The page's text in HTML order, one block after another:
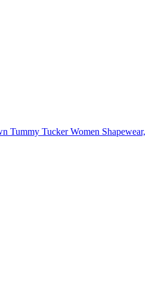
Tummy Tucker Women Shapewear,